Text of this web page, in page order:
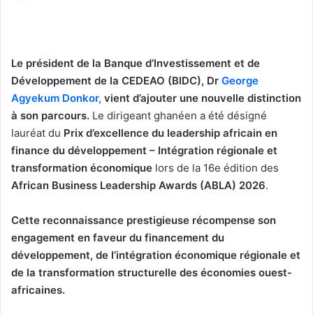
Le président de la Banque d’Investissement et de
Développement de la CEDEAO (BIDC), Dr George
Agyekum Donkor, vient d’ajouter une nouvelle distinction
à son parcours. Le dirigeant ghanéen a été désigné
lauréat du Prix d’excellence du leadership africain en
finance du développement – Intégration régionale et
transformation économique lors de la 16e édition des
African Business Leadership Awards (ABLA) 2026.
Cette reconnaissance prestigieuse récompense son
engagement en faveur du financement du
développement, de l’intégration économique régionale et
de la transformation structurelle des économies ouest-
africaines.